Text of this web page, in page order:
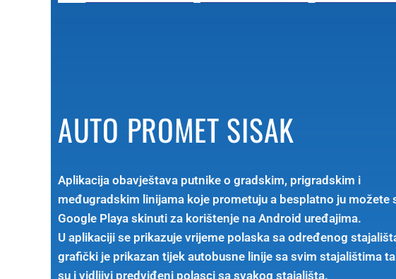
AUTO PROMET SISAK
Aplikacija obavještava putnike o gradskim, prigradskim i
međugradskim linijama koje prometuju a besplatno ju možete
Google Playa skinuti za korištenje na Android uređajima.
U aplikaciji se prikazuje vrijeme polaska sa određenog
grafički je prikazan tijek autobusne linije sa svim stajalištima
su i vidljivi predviđeni polasci sa svakog stajališta.